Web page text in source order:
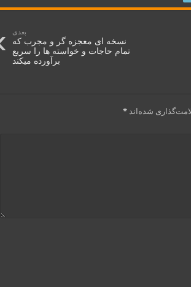
بعدی
نسخه ای معجزه گر و مجرب که
تمام حاجات و خواسته ها را سریع
برآورده میکند
شده‌اند*